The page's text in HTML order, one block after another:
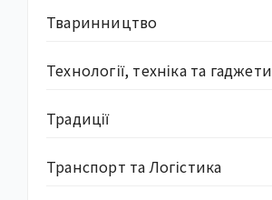
Тваринництво
Технології, техніка та гаджети
Традиції
Транспорт та Логістика